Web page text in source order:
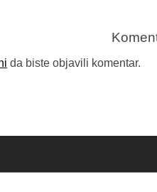
da biste objavili komentar.